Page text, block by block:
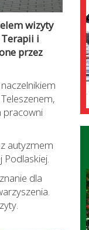
wizyty
Terapii i
przez
pracowni
autyzmem
dla